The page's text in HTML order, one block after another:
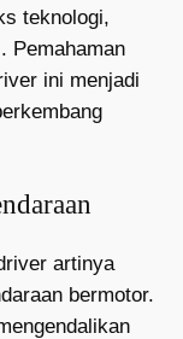
teknologi,
Pemahaman
ini menjadi
artinya
bermotor.